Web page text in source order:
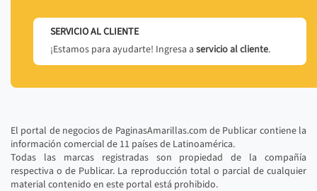
SERVICIO AL CLIENTE
¡Estamos para ayudarte! Ingresa a servicio al cliente.
El portal de negocios de PaginasAmarillas.com de Publicar contiene la
información comercial de 11 países de Latinoamérica.
Todas las marcas registradas son propiedad de la compañía
respectiva o de Publicar. La reproducción total o parcial de cualquier
material contenido en este portal está prohibido.